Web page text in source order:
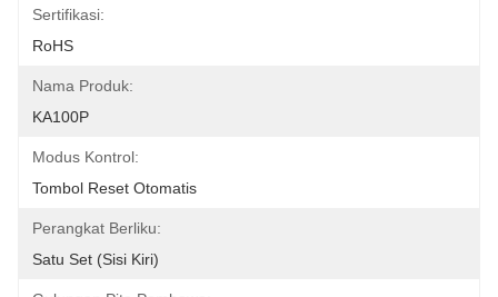
Sertifikasi:
RoHS
Nama Produk:
KA100P
Modus Kontrol:
Tombol Reset Otomatis
Perangkat Berliku:
Satu Set (sisi Kiri)